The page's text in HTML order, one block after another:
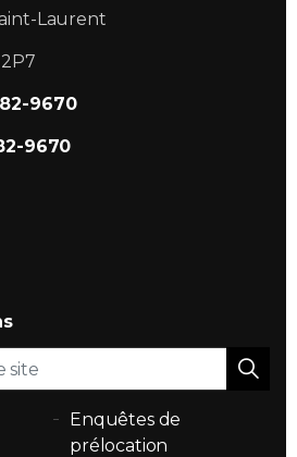
Laurent
9670
9670
Enquêtes de
prélocation